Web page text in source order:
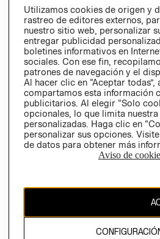
PRENSA
RELACIÓN
POLÍTICA
Utilizamos cookies de origen y
rastreo de editores externos,
nuestro sitio web, personalizar
entregar publicidad
boletines informativos en
sociales. Con ese fin,
patrones de navegación y el
Al hacer clic en “Aceptar
compartamos esta información
publicitarios. Al elegir “Solo
opcionales, lo que limita
personalizadas. Haga clic en
personalizar sus opciones.
de datos para obtener más
Aviso de